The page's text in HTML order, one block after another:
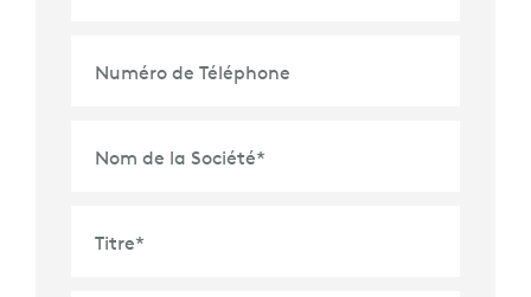
Numéro de Téléphone
Nom de la Société*
Titre*